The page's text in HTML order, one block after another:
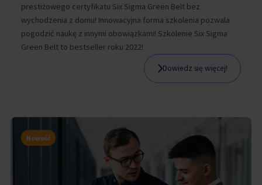
prestiżowego certyfikatu Six Sigma Green Belt bez
wychodzenia z domu! Innowacyjna forma szkolenia pozwala
pogodzić naukę z innymi obowiązkami! Szkolenie Six Sigma
Green Belt to bestseller roku 2022!
Dowiedz się więcej!
Nowość